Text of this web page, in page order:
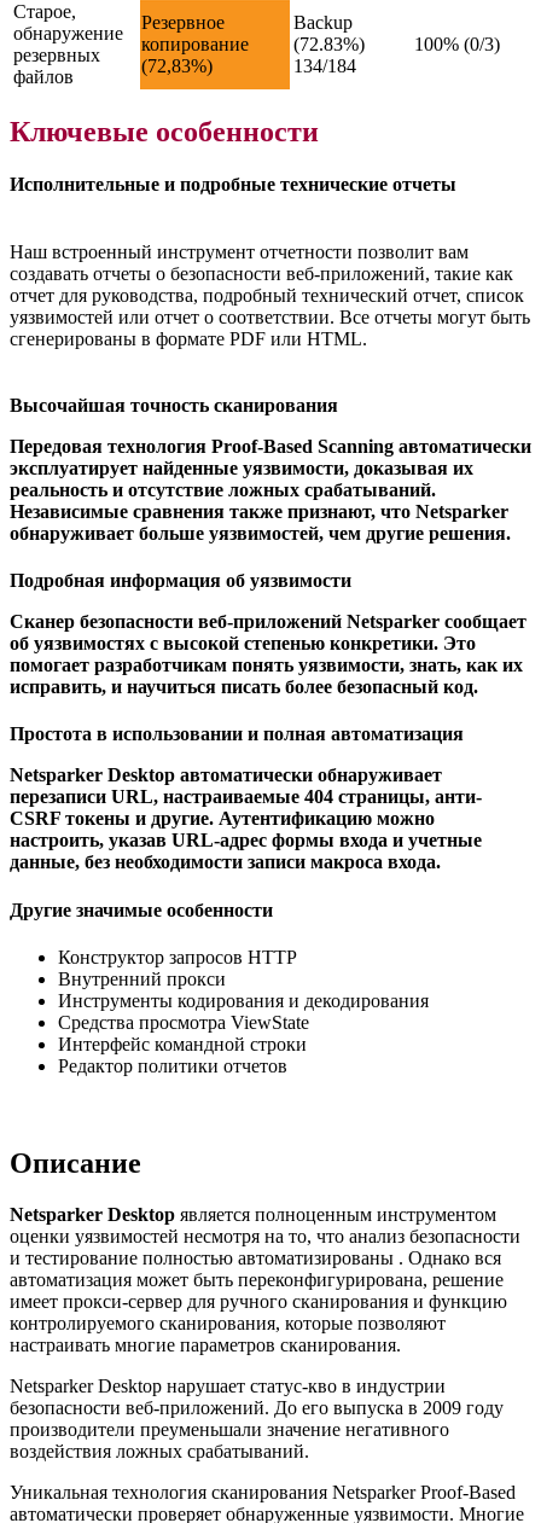
Старое,
обнаружение
резервных
файлов
Резервное
копирование
(72,83%)
Backup
(72.83%)
134/184
100% (0/3)
Ключевые особенности
Исполнительные и подробные технические отчеты
Наш встроенный инструмент отчетности позволит вам
создавать отчеты о безопасности веб-приложений, такие как
отчет для руководства, подробный технический отчет, список
уязвимостей или отчет о соответствии. Все отчеты могут быть
сгенерированы в формате PDF или HTML.
Высочайшая точность сканирования
Передовая технология Proof-Based Scanning автоматически
эксплуатирует найденные уязвимости, доказывая их
реальность и отсутствие ложных срабатываний.
Независимые сравнения также признают, что Netsparker
обнаруживает больше уязвимостей, чем другие решения.
Подробная информация об уязвимости
Сканер безопасности веб-приложений Netsparker сообщает
об уязвимостях с высокой степенью конкретики. Это
помогает разработчикам понять уязвимости, знать, как их
исправить, и научиться писать более безопасный код.
Простота в использовании и полная автоматизация
Netsparker Desktop автоматически обнаруживает
перезаписи URL, настраиваемые 404 страницы, анти-
CSRF токены и другие. Аутентификацию можно
настроить, указав URL-адрес формы входа и учетные
данные, без необходимости записи макроса входа.
Другие значимые особенности
Конструктор запросов HTTP
Внутренний прокси
Инструменты кодирования и декодирования
Средства просмотра ViewState
Интерфейс командной строки
Редактор политики отчетов
Описание
Netsparker Desktop является полноценным инструментом
оценки уязвимостей несмотря на то, что анализ безопасности
и тестирование полностью автоматизированы . Однако вся
автоматизация может быть переконфигурирована, решение
имеет прокси-сервер для ручного сканирования и функцию
контролируемого сканирования, которые позволяют
настраивать многие параметров сканирования.
Netsparker Desktop нарушает статус-кво в индустрии
безопасности веб-приложений. До его выпуска в 2009 году
производители преуменьшали значение негативного
воздействия ложных срабатываний.
Уникальная технология сканирования Netsparker Proof-Based
автоматически проверяет обнаруженные уязвимости. Многие